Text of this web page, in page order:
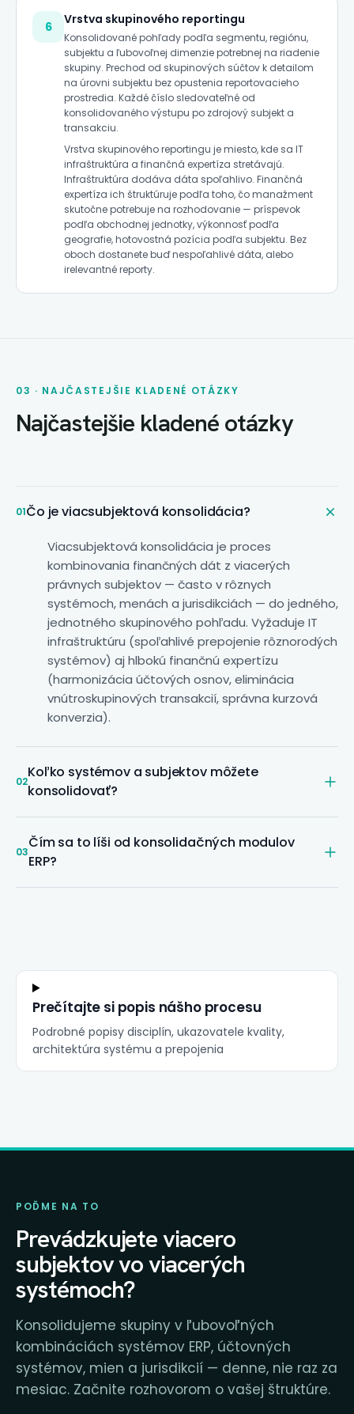
6 Vrstva skupinového reportingu
Konsolidované pohľady podľa segmentu, regiónu,
subjektu a ľubovoľnej dimenzie potrebnej na riadenie
skupiny. Prechod od skupinových súčtov k detailom
na úrovni subjektu bez opustenia reportovacieho
prostredia. Každé číslo sledovateľné od
konsolidovaného výstupu po zdrojový subjekt a
transakciu.
Vrstva skupinového reportingu je miesto, kde sa IT
infraštruktúra a finančná expertíza stretávajú.
Infraštruktúra dodáva dáta spoľahlivo. Finančná
expertíza ich štruktúruje podľa toho, čo manažment
skutočne potrebuje na rozhodovanie — príspevok
podľa obchodnej jednotky, výkonnosť podľa
geografie, hotovostná pozícia podľa subjektu. Bez
oboch dostanete buď nespoľahlivé dáta, alebo
irelevantné reporty.
03 · NAJČASTEJŠIE KLADENÉ OTÁZKY
Najčastejšie kladené otázky
01Čo jeviacsubjektová konsolidácia?
Viacsubjektová konsolidácia je proces
kombinovania finančných dát z viacerých
právnych subjektov — často v rôznych
systémoch, menách a jurisdikciách — do jedného,
jednotného skupinového pohľadu. Vyžaduje IT
infraštruktúru (spoľahlivé prepojenie rôznorodých
systémov) aj hlbokú finančnú expertízu
(harmonizácia účtových osnov, eliminácia
vnútroskupinových transakcií, správna kurzová
konverzia).
02
Koľko systémov a subjektov môžete
konsolidovať?
03
Čím sa to líši od konsolidačných modulov
ERP?
Prečítajte si popis nášho procesu
Podrobné popisy disciplín, ukazovatele kvality,
architektúra systému a prepojenia
POĎME NA TO
Prevádzkujete viacero
subjektov vo viacerých
systémoch?
Konsolidujeme skupiny v ľubovoľných
kombináciách systémov ERP, účtovných
systémov, mien a jurisdikcií — denne, nie raz za
mesiac. Začnite rozhovorom o vašej štruktúre.